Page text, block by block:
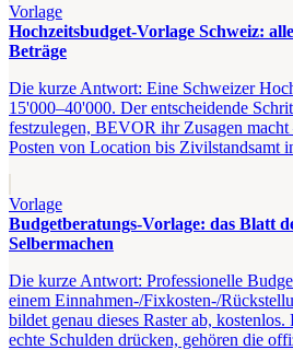
Vorlage
Hochzeitsbudget-Vorlage Schweiz:
Beträge
Die kurze Antwort: Eine Schweizer
15'000–40'000. Der entscheidende
festzulegen, BEVOR ihr Zusagen
Posten von Location bis Zivilstandsamt
Vorlage
Budgetberatungs-Vorlage: das Blatt
Selbermachen
Die kurze Antwort: Professionelle
einem Einnahmen-/Fixkosten-/
bildet genau dieses Raster ab,
echte Schulden drücken, gehören die